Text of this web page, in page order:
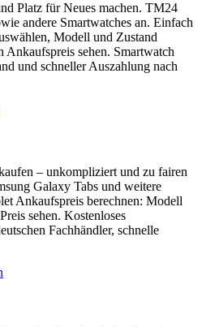
Platz für Neues machen. TM24
andere Smartwatches an. Einfach
Modell und Zustand
Ankaufspreis sehen. Smartwatch
und schneller Auszahlung nach
– unkompliziert und zu fairen
Galaxy Tabs und weitere
Ankaufspreis berechnen: Modell
sehen. Kostenloses
Fachhändler, schnelle